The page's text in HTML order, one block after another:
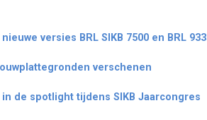
versies BRL SIKB 7500 en BRL
verschenen
de spotlight tijdens SIKB Jaarcongres